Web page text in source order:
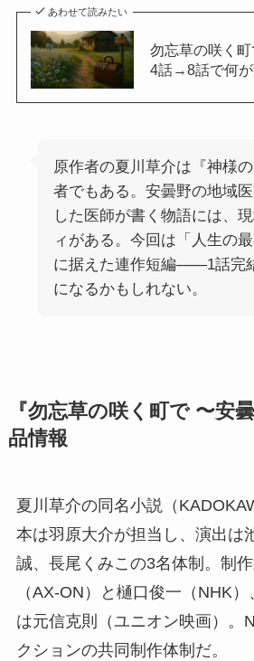
あわせて読みたい
勿忘草の咲く町
4話→8話で何が
原作者の夏川草介は『神様
者でもある。安曇野の地域
した医師が書く物語には、
ィがある。今回は「人生の
に据えた連作短編——1話完
になるかもしれない。
『勿忘草の咲く町で 〜安
品情報
夏川草介の同名小説（
本は羽原大介が担当し、演出は
誠、長尾くみこの3名体制。制
（AX-ON）と樋口俊一（NHK
は元信克則（ユニオン映画）。
クションの共同制作体制だ。